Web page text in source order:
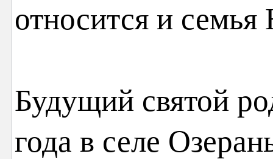
относится и
Будущий святой
года в селе